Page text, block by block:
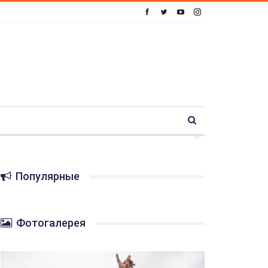
Популярные
Фотогалерея